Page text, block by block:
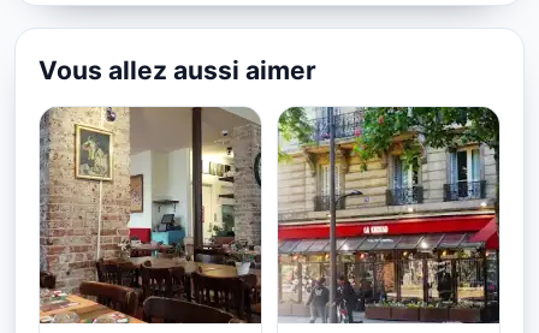
Vous allez aussi aimer